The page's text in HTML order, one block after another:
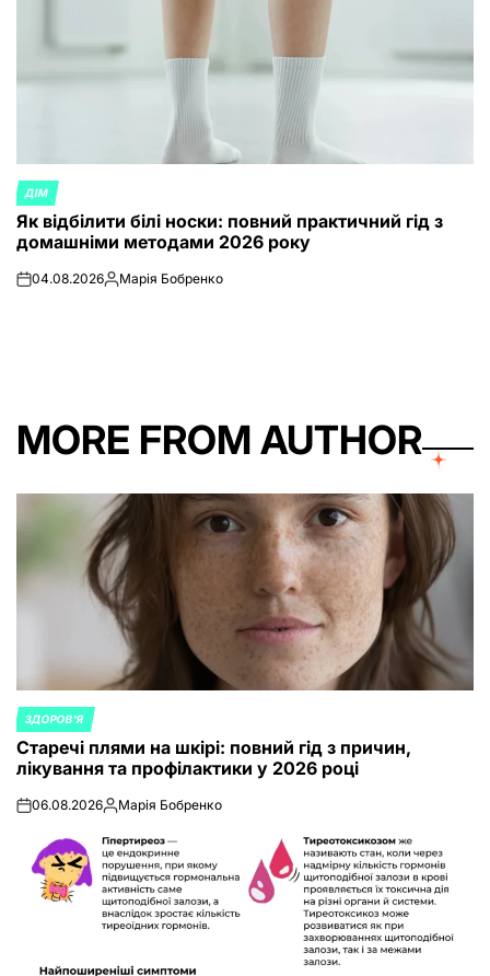
POSTED
IN
ДІМ
Як відбілити білі носки: повний практичний гід з
домашніми методами 2026 року
on04.08.2026Posted
Марія Бобренко
MORE FROM AUTHOR
POSTED
IN
ЗДОРОВ'Я
Старечі плями на шкірі: повний гід з причин,
лікування та профілактики у 2026 році
on06.08.2026Posted
Марія Бобренко